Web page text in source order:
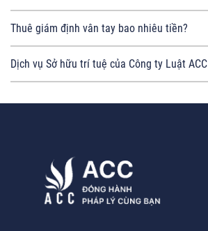
Thuê giám định vân tay bao nhiêu tiền?
Dịch vụ Sở hữu trí tuệ của Công ty Luật ACC